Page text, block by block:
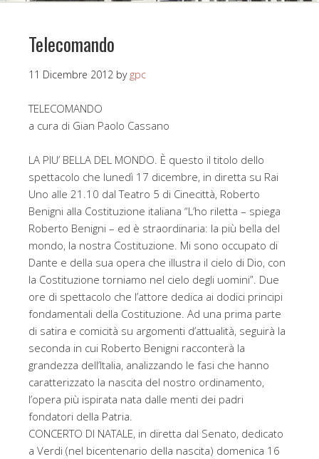
Telecomando
11 Dicembre 2012 by gpc
TELECOMANDO
a cura di Gian Paolo Cassano
LA PIU’ BELLA DEL MONDO. È questo il titolo dello
spettacolo che lunedì 17 dicembre, in diretta su Rai
Uno alle 21.10 dal Teatro 5 di Cinecittà, Roberto
Benigni alla Costituzione italiana “L’ho riletta – spiega
Roberto Benigni – ed è straordinaria: la più bella del
mondo, la nostra Costituzione. Mi sono occupato di
Dante e della sua opera che illustra il cielo di Dio, con
la Costituzione torniamo nel cielo degli uomini”. Due
ore di spettacolo che l’attore dedica ai dodici principi
fondamentali della Costituzione. Ad una prima parte
di satira e comicità su argomenti d’attualità, seguirà la
seconda in cui Roberto Benigni racconterà la
grandezza dell’Italia, analizzando le fasi che hanno
caratterizzato la nascita del nostro ordinamento,
l’opera più ispirata nata dalle menti dei padri
fondatori della Patria.
CONCERTO DI NATALE, in diretta dal Senato, dedicato
a Verdi (nel bicentenario della nascita) domenica 16